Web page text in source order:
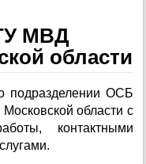
МВД
области
подразделении ОСБ
области с
контактными